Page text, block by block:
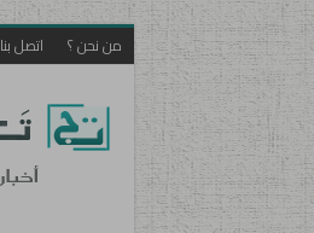
من نحن ؟ اتصل بنا